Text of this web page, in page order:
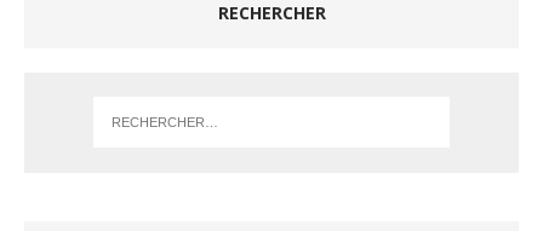
RECHERCHER